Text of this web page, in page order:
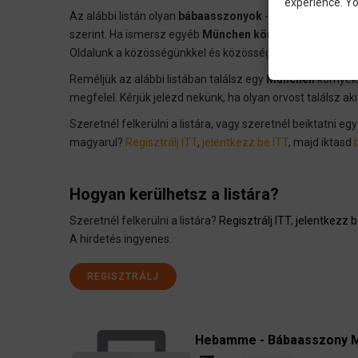
Az alábbi listán olyan bábaasszonyok -at gyüjtöttünk
szerint. Ha ismersz egyéb München környéki
Oldalunk a közösségünkkel és közösségünknek épül.
Reméljük az alábbi listában találsz egy München
megfelel. Kérjük jelezd nekünk, ha olyan orvost találsz
Szeretnél felkerülni a listára, vagy szeretnél beiktatni
magyarul? Regisztrálj ITT, jelentkezz be ITT, majd iktasd
Hogyan kerülhetsz a listára?
Szeretnél felkerülni a listára? Regisztrálj ITT, jelentkezz
A hirdetés ingyenes.
REGISZTRÁLJ
Hebamme - Bábaasszony